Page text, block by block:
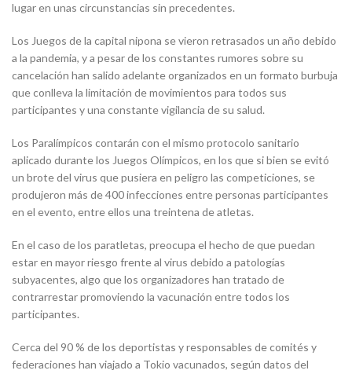
lugar en unas circunstancias sin precedentes.
Los Juegos de la capital nipona se vieron retrasados un año debido
a la pandemia, y a pesar de los constantes rumores sobre su
cancelación han salido adelante organizados en un formato burbuja
que conlleva la limitación de movimientos para todos sus
participantes y una constante vigilancia de su salud.
Los Paralímpicos contarán con el mismo protocolo sanitario
aplicado durante los Juegos Olímpicos, en los que si bien se evitó
un brote del virus que pusiera en peligro las competiciones, se
produjeron más de 400 infecciones entre personas participantes
en el evento, entre ellos una treintena de atletas.
En el caso de los paratletas, preocupa el hecho de que puedan
estar en mayor riesgo frente al virus debido a patologías
subyacentes, algo que los organizadores han tratado de
contrarrestar promoviendo la vacunación entre todos los
participantes.
Cerca del 90 % de los deportistas y responsables de comités y
federaciones han viajado a Tokio vacunados, según datos del